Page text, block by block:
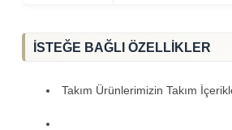
İSTEĞE BAĞLI ÖZELLİKLER
Takım Ürünlerimizin Takım